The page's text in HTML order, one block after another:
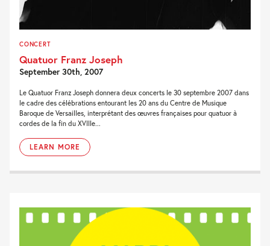
CONCERT
Quatuor Franz Joseph
September 30th, 2007
Le Quatuor Franz Joseph donnera deux concerts le 30 septembre 2007 dans
le cadre des célébrations entourant les 20 ans du Centre de Musique
Baroque de Versailles, interprétant des œuvres françaises pour quatuor à
cordes de la fin du XVIIIe...
LEARN MORE